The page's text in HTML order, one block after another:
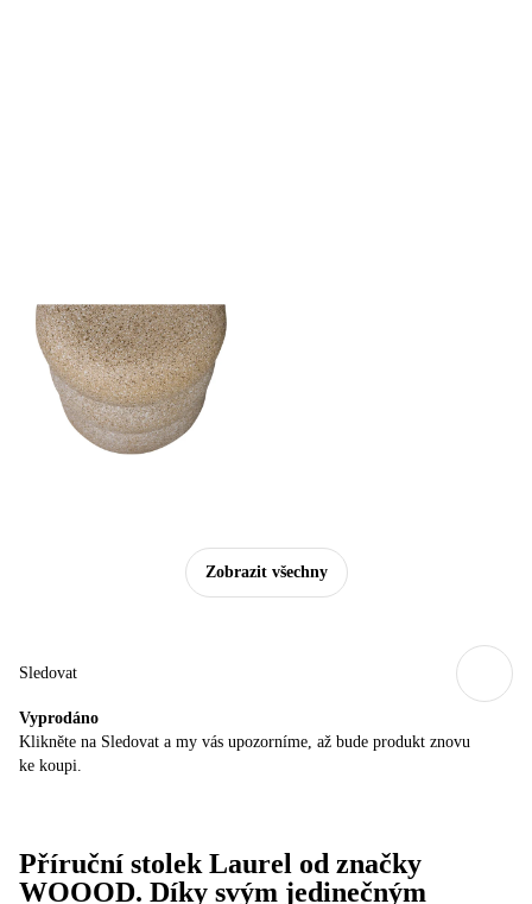
Zobrazit všechny
Sledovat
Vyprodáno
Klikněte na Sledovat a my vás upozorníme, až bude produkt znovu
ke koupi.
Příruční stolek Laurel od značky
WOOOD. Díky svým jedinečným